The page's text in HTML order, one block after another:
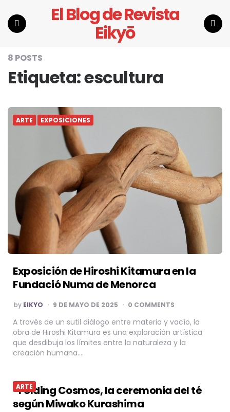
El Blog de Revista
Eikyō
8 POSTS
Etiqueta:escultura
ARTE EXPOSICIONES
Exposición de Hiroshi Kitamura en la
Fundació Numa de Menorca
POSTED
BY
by EIKYO 9 DE MAYO DE 2025 0 COMMENTS
A través de un sutil diálogo entre materia y vacío, la
obra de Hiroshi Kitamura es una exploración artística
que desdibuja los límites entre la naturaleza y la
creación humana….
ARTE
*Folding Cosmos, la ceremonia del té
según Miwako Kurashima